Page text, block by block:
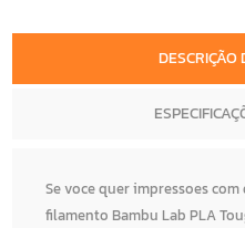
Se voce quer impressoes
filamento Bambu Lab PLA